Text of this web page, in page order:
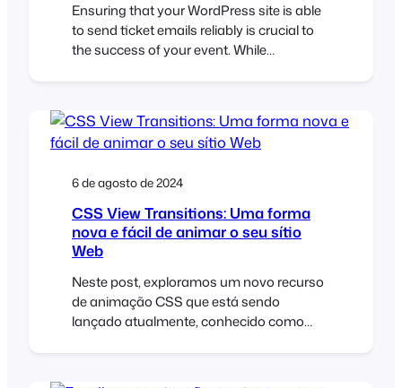
Ensuring that your WordPress site is able
to send ticket emails reliably is crucial to
the success of your event. While
email delivery. In this article, we’ll explore
these limitations, discuss how FooEvents
6 de agosto de 2024
CSS View Transitions: Uma forma
nova e fácil de animar o seu sítio
Web
Neste post, exploramos um novo recurso
de animação CSS que está sendo
lançado atualmente, conhecido como